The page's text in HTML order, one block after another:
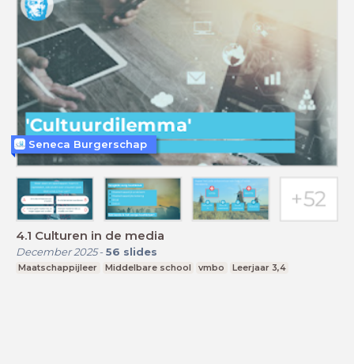
4.1 Culturen in de media
December 2025- 56 slides
Maatschappijleer Middelbare school vmbo Leerjaar 3,4
Seneca Burgerschap